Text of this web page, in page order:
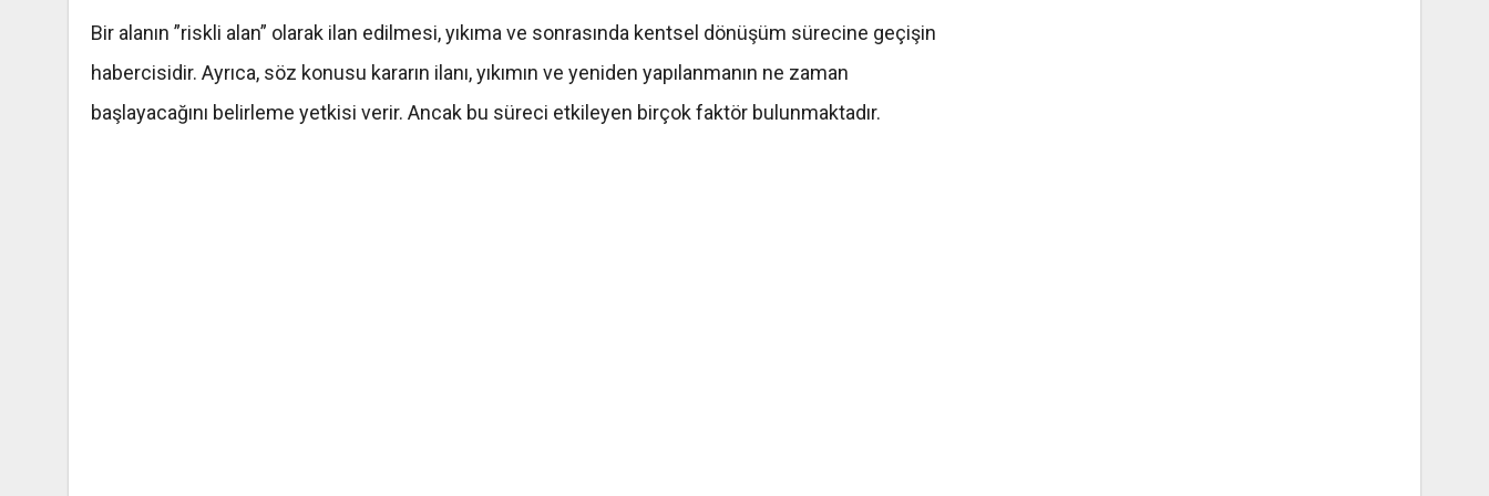
Bir alanın ”riskli alan” olarak ilan edilmesi, yıkıma ve sonrasında kentsel dönüşüm sürecine geçişin
habercisidir. Ayrıca, söz konusu kararın ilanı, yıkımın ve yeniden yapılanmanın ne zaman
başlayacağını belirleme yetkisi verir. Ancak bu süreci etkileyen birçok faktör bulunmaktadır.